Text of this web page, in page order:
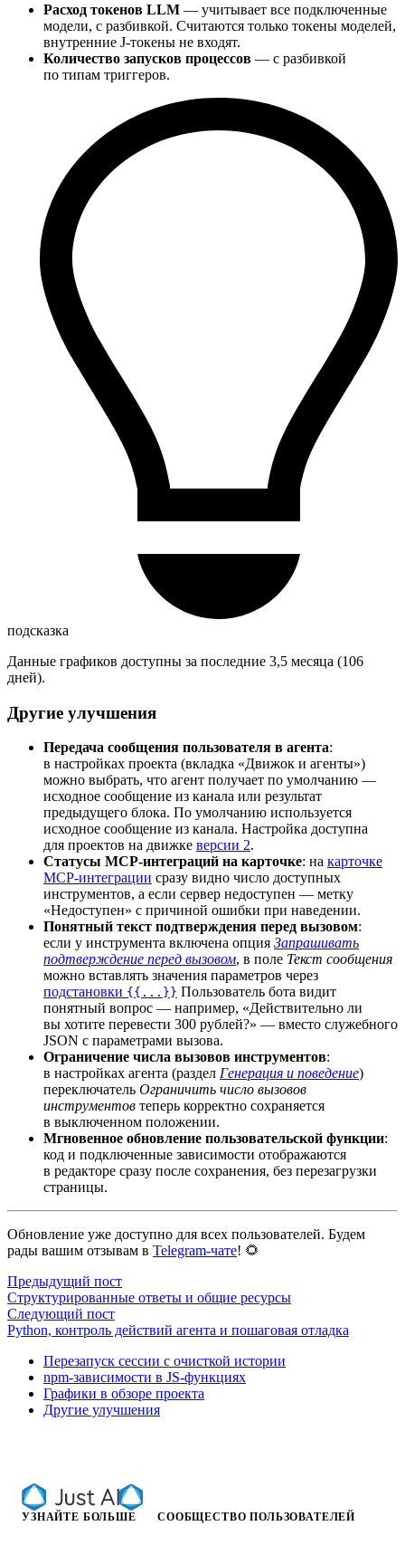
Расход токенов LLM — учитывает все подключенные
модели, с разбивкой. Считаются только токены моделей,
внутренние J-токены не входят.
Количество запусков процессов — с разбивкой
по типам триггеров.
подсказка
Данные графиков доступны за последние 3,5 месяца (106
дней).
Другие улучшения
Передача сообщения пользователя в агента:
в настройках проекта (вкладка «Движок и агенты»)
можно выбрать, что агент получает по умолчанию —
исходное сообщение из канала или результат
предыдущего блока. По умолчанию используется
исходное сообщение из канала. Настройка доступна
для проектов на движке версии 2.
Статусы MCP-интеграций на карточке: на карточке
MCP-интеграции сразу видно число доступных
инструментов, а если сервер недоступен — метку
«Недоступен» с причиной ошибки при наведении.
Понятный текст подтверждения перед вызовом:
если у инструмента включена опция Запрашивать
подтверждение перед вызовом, в поле Текст сообщения
можно вставлять значения параметров через
подстановки {{...}} Пользователь бота видит
понятный вопрос — например, «Действительно ли
вы хотите перевести 300 рублей?» — вместо служебного
JSON с параметрами вызова.
Ограничение числа вызовов инструментов:
в настройках агента (раздел Генерация и поведение)
переключатель Ограничить число вызовов
инструментов теперь корректно сохраняется
в выключенном положении.
Мгновенное обновление пользовательской функции:
код и подключенные зависимости отображаются
в редакторе сразу после сохранения, без перезагрузки
страницы.
Обновление уже доступно для всех пользователей. Будем
рады вашим отзывам в Telegram-чате! 🌻
Предыдущий пост
Структурированные ответы и общие ресурсы
Следующий пост
Python, контроль действий агента и пошаговая отладка
Перезапуск сессии с очисткой истории
npm-зависимости в JS-функциях
Графики в обзоре проекта
Другие улучшения
УЗНАЙТЕ БОЛЬШЕ СООБЩЕСТВО ПОЛЬЗОВАТЕЛЕЙ